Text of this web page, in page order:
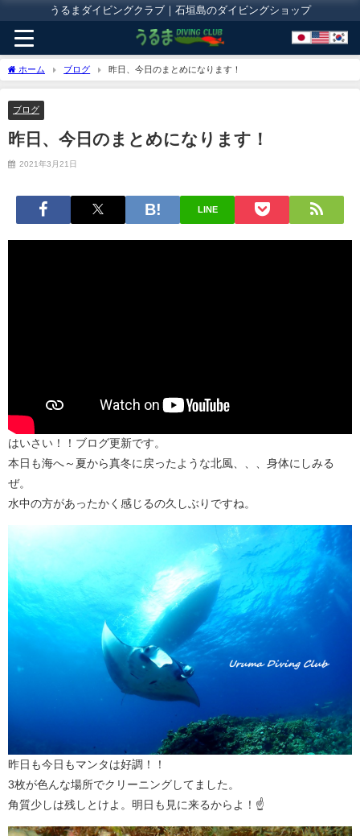
うるまダイビングクラブ｜石垣島のダイビングショップ
ホーム ブログ 昨日、今日のまとめになります！
ブログ
昨日、今日のまとめになります！
2021年3月21日
LINE
はいさい！！ブログ更新です。
本日も海へ～夏から真冬に戻ったような北風、、、身体にしみる
ぜ。
水中の方があったかく感じるの久しぶりですね。
昨日も今日もマンタは好調！！
3枚が色んな場所でクリーニングしてました。
角質少しは残しとけよ。明日も見に来るからよ！☝